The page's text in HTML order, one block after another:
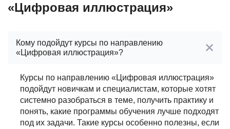
«Цифровая иллюстрация»
Кому подойдут курсы по направлению
«Цифровая иллюстрация»?
Курсы по направлению «Цифровая иллюстрация»
подойдут новичкам и специалистам, которые хотят
системно разобраться в теме, получить практику и
понять, какие программы обучения лучше подходят
под их задачи. Такие курсы особенно полезны, если